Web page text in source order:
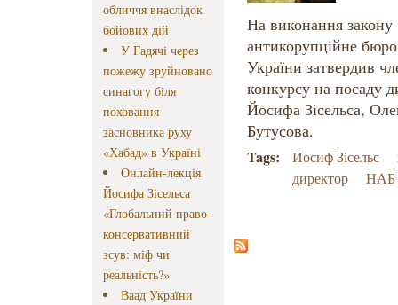
обличчя внаслідок
бойових дій
У Гадячі через
пожежу зруйновано
синагогу біля
поховання
засновника руху
«Хабад» в Україні
Онлайн-лекція
Йосифа Зісельса
«Глобальний право-
консервативний
зсув: міф чи
реальність?»
Ваад України
На виконання
антикорупційне
України затвердив
конкурсу на посаду
Йосифа Зісельса,
Бутусова.
Tags: Иосиф Зісельс
директор
НАБ